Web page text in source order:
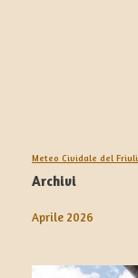
Meteo Cividale del Friuli
Archivi
Aprile 2026